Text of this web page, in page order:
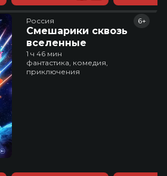
Россия
Смешарики сквозь
вселенные
6+
1 ч 46 мин
фантастика, комедия,
приключения